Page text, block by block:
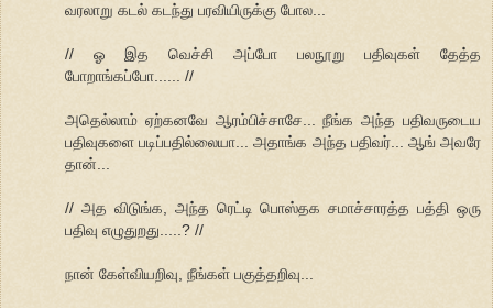
வரலாறு கடல் கடந்து பரவியிருக்கு போல...
// ஓ இத வெச்சி அப்போ பலநூறு பதிவுகள் தேத்த
போறாங்கப்போ...... //
அதெல்லாம் ஏற்கனவே ஆரம்பிச்சாசே... நீங்க அந்த பதிவருடைய
பதிவுகளை படிப்பதில்லையா... அதாங்க அந்த பதிவர்... ஆங் அவரே
தான்...
// அத விடுங்க, அந்த ரெட்டி பொஸ்தக சமாச்சாரத்த பத்தி ஒரு
பதிவு எழுதுறது.....? //
நான் கேள்வியறிவு, நீங்கள் பகுத்தறிவு...